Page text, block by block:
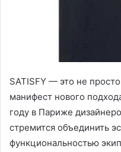
SATISFY — это не
манифест нового
году в Париже
стремится объединить
функциональностью